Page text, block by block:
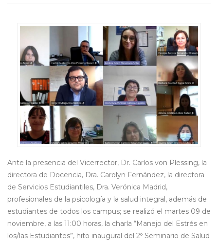
Ante la presencia del Vicerrector, Dr. Carlos von Plessing, la
directora de Docencia, Dra. Carolyn Fernández, la directora
de Servicios Estudiantiles, Dra. Verónica Madrid,
profesionales de la psicología y la salud integral, además de
estudiantes de todos los campus; se realizó el martes 09 de
noviembre, a las 11:00 horas, la charla “Manejo del Estrés en
los/las Estudiantes”, hito inaugural del 2º Seminario de Salud